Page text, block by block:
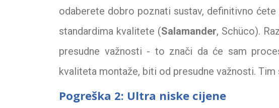
odaberete dobro poznati sustav, definitivno
standardima kvalitete (Salamander, Schüco).
presudne važnosti - to znači da će sam
kvaliteta montaže, biti od presudne važnosti.
Pogreška 2: Ultra niske cijene